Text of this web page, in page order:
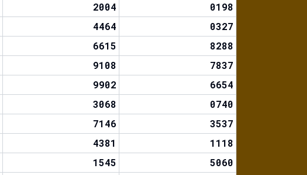
2004
0198
4464
0327
6615
8288
9108
7837
9902
6654
3068
0740
7146
3537
4381
1118
1545
5060